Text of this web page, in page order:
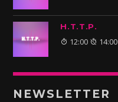
H.T.T.P.
12:00 14:00
NEWSLETTER